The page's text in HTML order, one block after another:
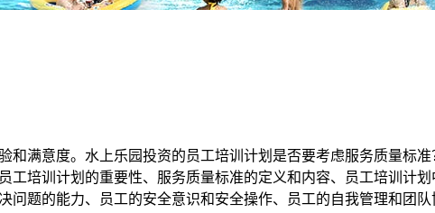
满意度。水上乐园投资的员工培训计划是否要考虑服务质量标
培训计划的重要性、服务质量标准的定义和内容、员工培训计
题的能力、员工的安全意识和安全操作、员工的自我管理和团